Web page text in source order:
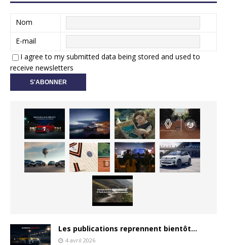
Nom
E-mail
I agree to my submitted data being stored and used to
receive newsletters
Les publications reprennent bientôt…
4 avril 2026